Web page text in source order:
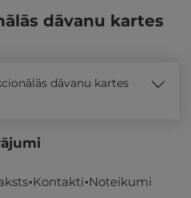
Kontakti Noteikumi
dāvanu kartes
dāvanu kartes